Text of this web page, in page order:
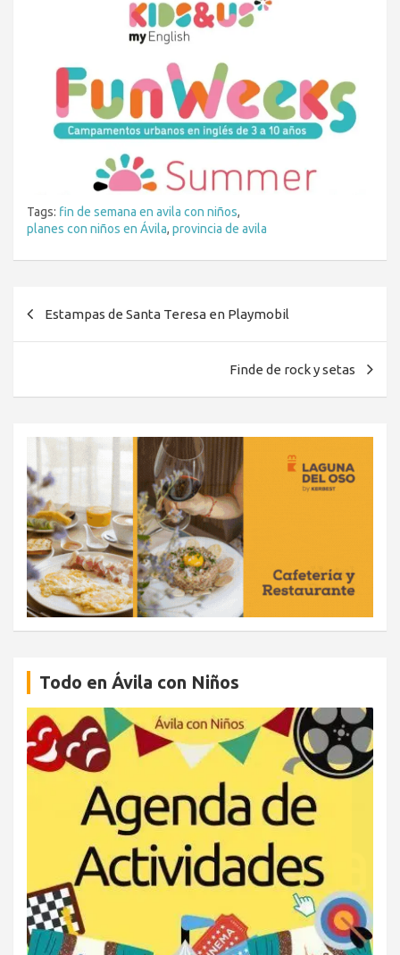
Tags: fin de semana en avila con niños,
planes con niños en Ávila, provincia de avila
Estampas de Santa Teresa en Playmobil
Finde de rock y setas
Todo en Ávila con Niños